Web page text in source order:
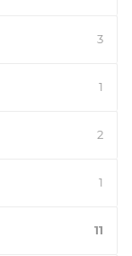
3
1
2
1
11